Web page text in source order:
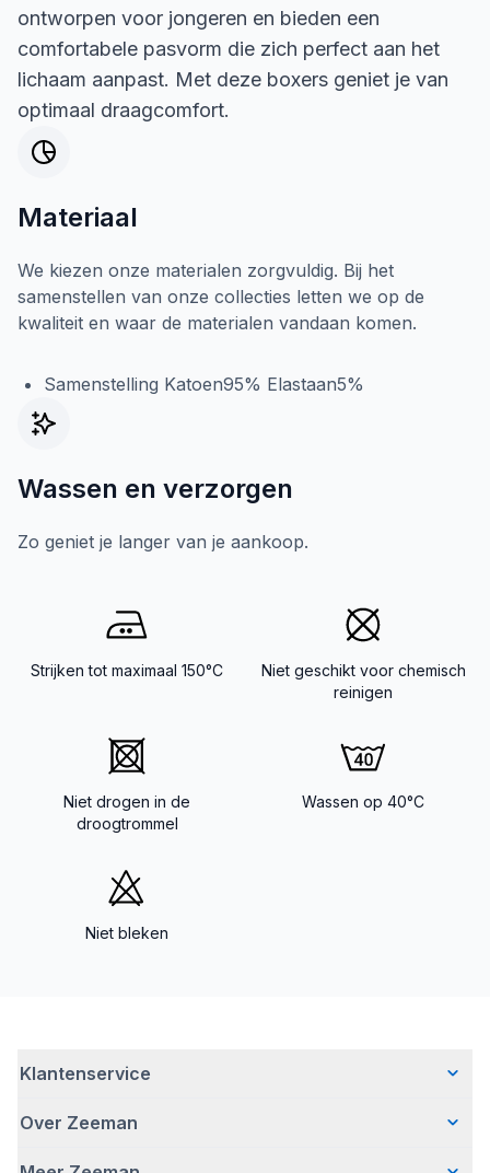
ontworpen voor jongeren en bieden een
comfortabele pasvorm die zich perfect aan het
lichaam aanpast. Met deze boxers geniet je van
optimaal draagcomfort.
Materiaal
We kiezen onze materialen zorgvuldig. Bij het
samenstellen van onze collecties letten we op de
kwaliteit en waar de materialen vandaan komen.
Samenstelling Katoen95% Elastaan5%
Wassen en verzorgen
Zo geniet je langer van je aankoop.
Strijken tot maximaal 150°C
Niet geschikt voor chemisch
reinigen
Niet drogen in de
droogtrommel
Wassen op 40°C
Niet bleken
Klantenservice
Veelgestelde vragen
Over Zeeman